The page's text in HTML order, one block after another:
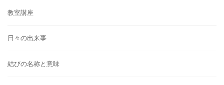
教室講座
日々の出来事
結びの名称と意味